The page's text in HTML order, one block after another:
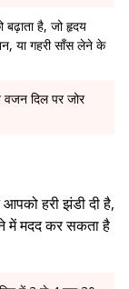
बढ़ाता है, जो हृदय
या गहरी साँस लेने के
दिल पर जोर
हरी झंडी दी है,
में मदद कर सकता है